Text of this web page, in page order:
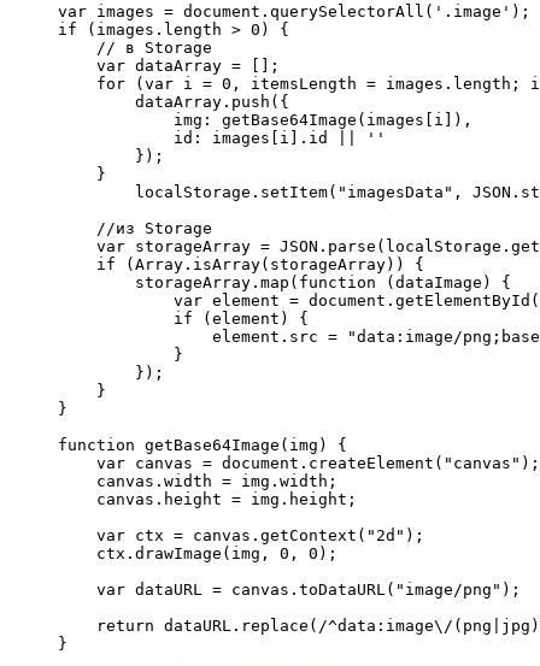
var images = document.querySelectorAll('.image');
if (images.length > 0) {
    // в Storage
    var dataArray = [];
for (var i = 0, itemsLength = images.length;
        dataArray.push({
            img: getBase64Image(images[i]),
            id: images[i].id || ''
        });
    }
    //из Storage
var storageArray =
    if (Array.isArray(storageArray)) {
        storageArray.map(function (dataImage) {
var element =
            if (element) {
element.src = "data:image/
            }
        });
    }
}
function getBase64Image(img) {
    var canvas = document.createElement("canvas");
    canvas.width = img.width;
    canvas.height = img.height;
    var ctx = canvas.getContext("2d");
    ctx.drawImage(img, 0, 0);
    var dataURL = canvas.toDataURL("image/png");
return dataURL.replace(/^data:image\/
}